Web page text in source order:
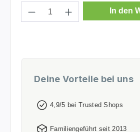
Produkt Anzahl: Gib
In den
Deine Vorteile bei uns
4,9/5 bei Trusted Shops
Familiengeführt seit 2013